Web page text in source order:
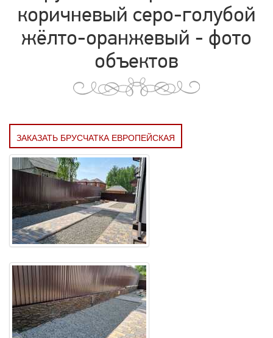
коричневый серо-голубой
жёлто-оранжевый - фото
объектов
ЗАКАЗАТЬ БРУСЧАТКА ЕВРОПЕЙСКАЯ